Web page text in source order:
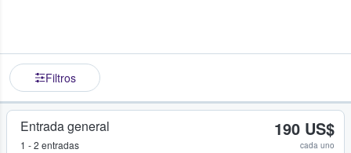
Filtros
Entrada general
1 - 2 entradas
190 US$
cada uno